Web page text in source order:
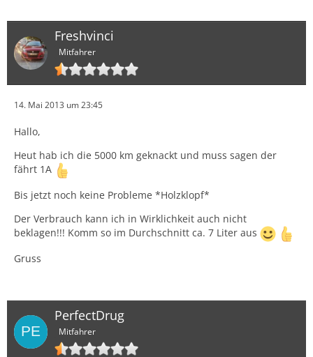
Freshvinci
Mitfahrer
14. Mai 2013 um 23:45
Hallo,
Heut hab ich die 5000 km geknackt und muss sagen der
fährt 1A
Bis jetzt noch keine Probleme *Holzklopf*
Der Verbrauch kann ich in Wirklichkeit auch nicht
beklagen!!! Komm so im Durchschnitt ca. 7 Liter aus
Gruss
PerfectDrug
Mitfahrer